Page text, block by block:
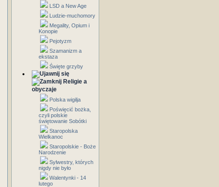
LSD a New Age
Ludzie-muchomory
Megality, Opium i
Konopie
Pejotyzm
Szamanizm a
ekstaza
Święte grzyby
Religie a
obyczaje
Polska wigilja
Poświęcić bożka,
czyli polskie
świętowanie Sobótki
Staropolska
Wielkanoc
Staropolskie - Boże
Narodzenie
Sylwestry, których
nigdy nie było
Walentynki - 14
lutego